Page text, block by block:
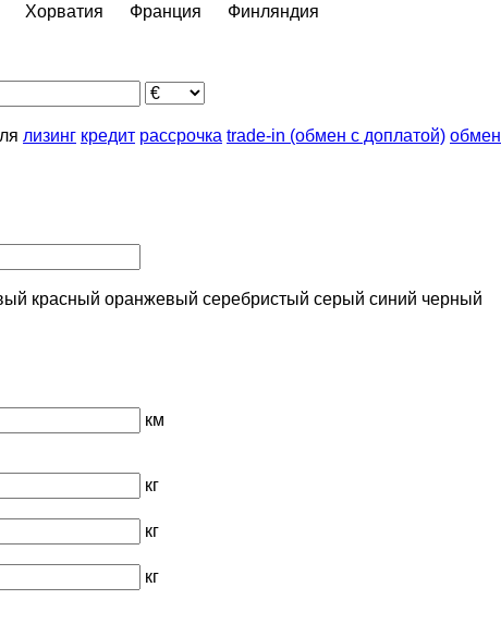
Хорватия Франция
Финляндия
лизинг кредит рассрочка trade-in (обмен с доплатой) обмен
красный оранжевый серебристый серый синий черный
км
кг
кг
кг